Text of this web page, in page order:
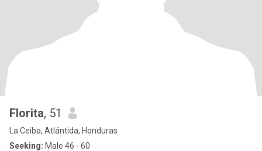
Florita, 51
La Ceiba, Atlántida, Honduras
Seeking: Male 46 - 60